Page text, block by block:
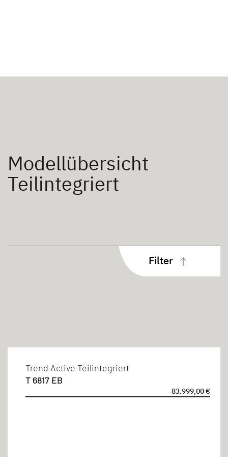
Modellübersicht
Teilintegriert
Schlafplätze
Filter
Trend Active Teilintegriert
T 6817 EB
83.999,00 €